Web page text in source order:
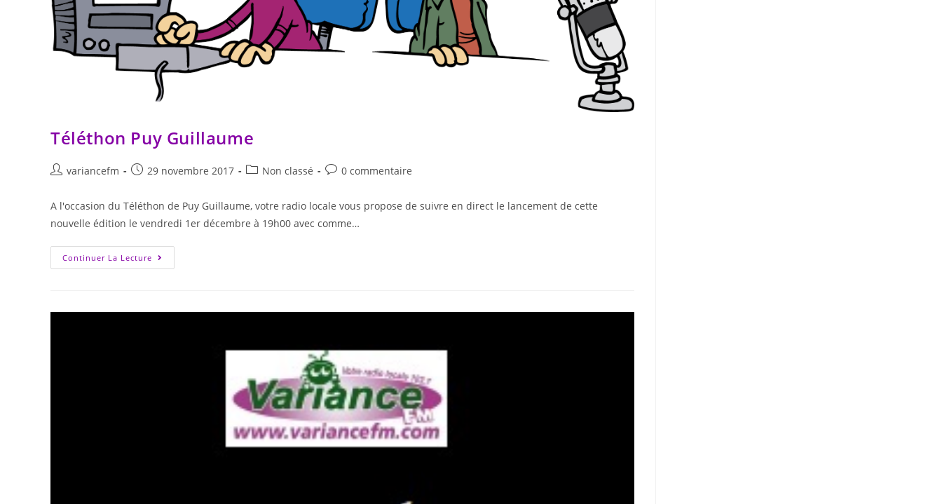
Téléthon Puy Guillaume
variancefm 29 novembre 2017 Non classé 0 commentaire
A l'occasion du Téléthon de Puy Guillaume, votre radio locale vous propose de suivre en direct le lancement de cette
nouvelle édition le vendredi 1er décembre à 19h00 avec comme…
Continuer La Lecture